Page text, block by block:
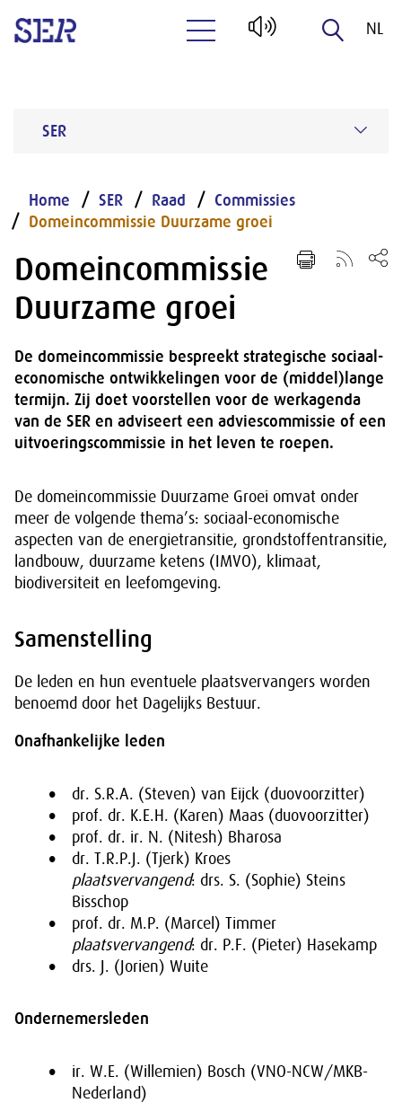
NL
SER
Home SER Raad
Commissies
Domeincommissie Duurzame groei
Domeincommissie
Duurzame groei
De domeincommissie bespreekt strategische sociaal-
economische ontwikkelingen voor de (middel)lange
termijn. Zij doet voorstellen voor de werkagenda
van de SER en adviseert een adviescommissie of een
uitvoeringscommissie in het leven te roepen.
De domeincommissie Duurzame Groei omvat onder
meer de volgende thema’s: sociaal-economische
aspecten van de energietransitie, grondstoffentransitie,
landbouw, duurzame ketens (IMVO), klimaat,
biodiversiteit en leefomgeving.
Samenstelling
De leden en hun eventuele plaatsvervangers worden
benoemd door het Dagelijks Bestuur.
Onafhankelijke leden
dr. S.R.A. (Steven) van Eijck (duovoorzitter)
prof. dr. K.E.H. (Karen) Maas (duovoorzitter)
prof. dr. ir. N. (Nitesh) Bharosa
dr. T.R.P.J. (Tjerk) Kroes
plaatsvervangend: drs. S. (Sophie) Steins
Bisschop
prof. dr. M.P. (Marcel) Timmer
plaatsvervangend: dr. P.F. (Pieter) Hasekamp
drs. J. (Jorien) Wuite
Ondernemersleden
ir. W.E. (Willemien) Bosch (VNO-NCW/MKB-
Nederland)